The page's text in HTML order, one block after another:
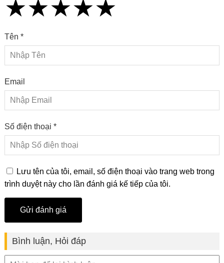
★
★★
★★★
★★★★
★★★★★
Tên *
Email
Số điện thoại *
Lưu tên của tôi, email, số điện thoại vào trang web trong
trình duyệt này cho lần đánh giá kế tiếp của tôi.
Bình luận, Hỏi đáp